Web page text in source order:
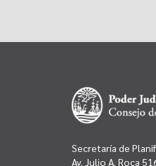
Secretaría de
Av. Julio A. Roca